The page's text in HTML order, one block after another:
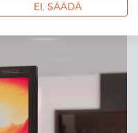
EI, SÄÄDÄ